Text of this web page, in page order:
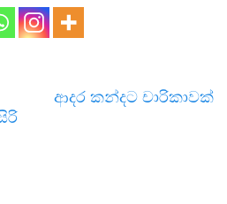
ආදර කන්දට චාරිකාවක්